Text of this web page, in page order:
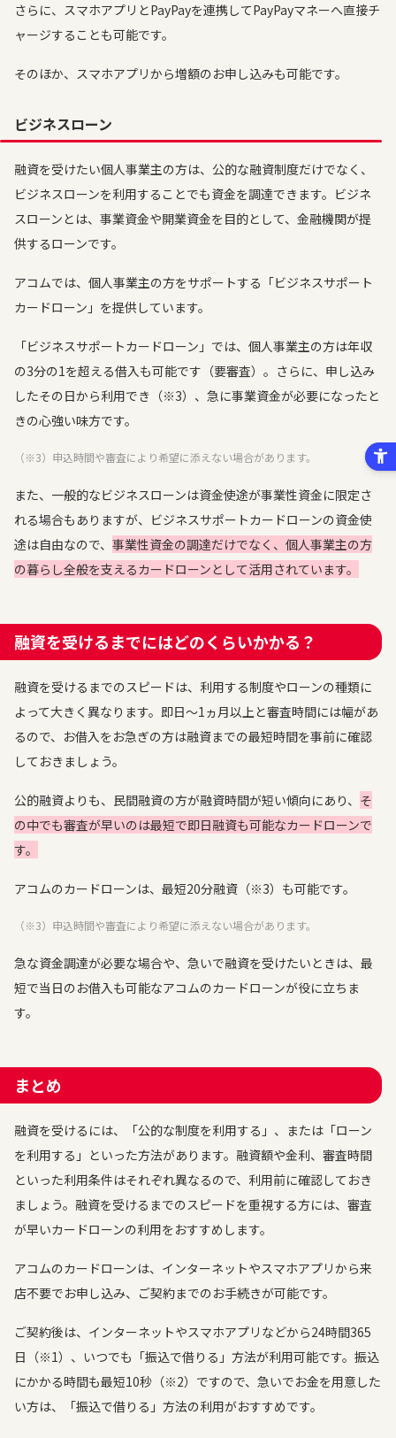
さらに、スマホアプリとPayPayを連携してPayPayマネーへ直接チ
ャージすることも可能です。
そのほか、スマホアプリから増額のお申し込みも可能です。
ビジネスローン
融資を受けたい個人事業主の方は、公的な融資制度だけでなく、
ビジネスローンを利用することでも資金を調達できます。ビジネ
スローンとは、事業資金や開業資金を目的として、金融機関が提
供するローンです。
アコムでは、個人事業主の方をサポートする「ビジネスサポート
カードローン」を提供しています。
「ビジネスサポートカードローン」では、個人事業主の方は年収
の3分の1を超える借入も可能です（要審査）。さらに、申し込み
したその日から利用でき（※3）、急に事業資金が必要になったと
きの心強い味方です。
（※3）申込時間や審査により希望に添えない場合があります。
また、一般的なビジネスローンは資金使途が事業性資金に限定さ
れる場合もありますが、ビジネスサポートカードローンの資金使
途は自由なので、 事業性資金の調達だけでなく、個人事業主の方
の暮らし全般を支えるカードローンとして活用されています。
融資を受けるまでにはどのくらいかかる？
融資を受けるまでのスピードは、利用する制度やローンの種類に
よって大きく異なります。即日〜1ヵ月以上と審査時間には幅があ
るので、お借入をお急ぎの方は融資までの最短時間を事前に確認
しておきましょう。
公的融資よりも、民間融資の方が融資時間が短い傾向にあり、 そ
の中でも審査が早いのは最短で即日融資も可能なカードローンで
す。
アコムのカードローンは、最短20分融資（※3）も可能です。
（※3）申込時間や審査により希望に添えない場合があります。
急な資金調達が必要な場合や、急いで融資を受けたいときは、最
短で当日のお借入も可能なアコムのカードローンが役に立ちま
す。
まとめ
融資を受けるには、「公的な制度を利用する」、または「ローン
を利用する」といった方法があります。融資額や金利、審査時間
といった利用条件はそれぞれ異なるので、利用前に確認しておき
ましょう。融資を受けるまでのスピードを重視する方には、審査
が早いカードローンの利用をおすすめします。
アコムのカードローンは、インターネットやスマホアプリから来
店不要でお申し込み、ご契約までのお手続きが可能です。
ご契約後は、インターネットやスマホアプリなどから24時間365
日（※1）、いつでも「振込で借りる」方法が利用可能です。振込
にかかる時間も最短10秒（※2）ですので、急いでお金を用意した
い方は、「振込で借りる」方法の利用がおすすめです。